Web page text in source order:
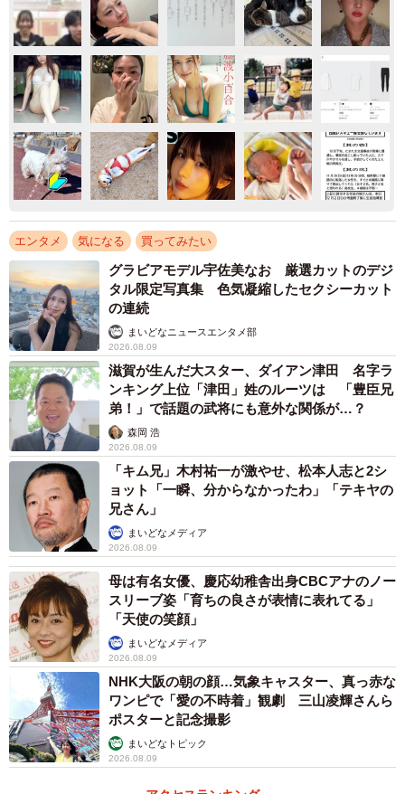
エンタメ 気になる 買ってみたい
グラビアモデル宇佐美なお 厳選カットのデジ
タル限定写真集 色気凝縮したセクシーカット
の連続
まいどなニュースエンタメ部
2026.08.09
滋賀が生んだ大スター、ダイアン津田 名字ラ
ンキング上位「津田」姓のルーツは 「豊臣兄
弟！」で話題の武将にも意外な関係が…？
森岡 浩
2026.08.09
「キム兄」木村祐一が激やせ、松本人志と2シ
ョット「一瞬、分からなかったわ」「テキヤの
兄さん」
まいどなメディア
2026.08.09
母は有名女優、慶応幼稚舎出身CBCアナのノー
スリーブ姿「育ちの良さが表情に表れてる」
「天使の笑顔」
まいどなメディア
2026.08.09
NHK大阪の朝の顔…気象キャスター、真っ赤な
ワンピで「愛の不時着」観劇 三山凌輝さんら
ポスターと記念撮影
まいどなトピック
2026.08.09